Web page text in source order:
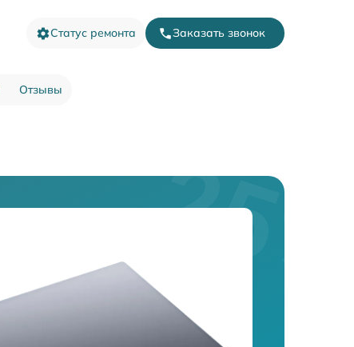
Статус ремонта Заказать звонок
Отзывы